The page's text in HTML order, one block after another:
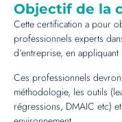
Objectif de la
Cette certification a pour
professionnels experts
d’entreprise, en
Ces professionnels
méthodologie, les outils
régressions, DMAIC etc)